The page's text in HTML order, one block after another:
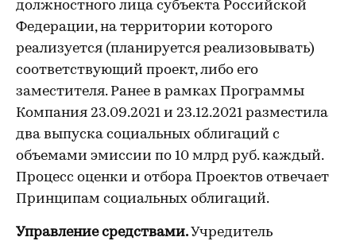
должностного лица субъекта Российской
Федерации, на территории которого
реализуется (планируется реализовывать)
соответствующий проект, либо его
заместителя. Ранее в рамках Программы
Компания 23.09.2021 и 23.12.2021 разместила
два выпуска социальных облигаций с
объемами эмиссии по 10 млрд руб. каждый.
Процесс оценки и отбора Проектов отвечает
Принципам социальных облигаций.
Управление средствами.Учредитель